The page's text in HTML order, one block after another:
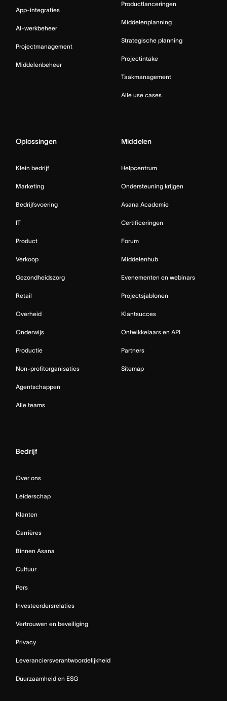
App-integraties
AI-werkbeheer
Projectmanagement
Middelenbeheer
Productlanceringen
Middelenplanning
Strategische planning
Projectintake
Taakmanagement
Alle use cases
Oplossingen
Klein bedrijf
Marketing
Bedrijfsvoering
IT
Product
Verkoop
Gezondheidszorg
Retail
Overheid
Onderwijs
Productie
Non-profitorganisaties
Agentschappen
Alle teams
Middelen
Helpcentrum
Ondersteuning krijgen
Asana Academie
Certificeringen
Forum
Middelenhub
Evenementen en webinars
Projectsjablonen
Klantsucces
Ontwikkelaars en API
Partners
Sitemap
Bedrijf
Over ons
Leiderschap
Klanten
Carrières
Binnen Asana
Cultuur
Pers
Investeerdersrelaties
Vertrouwen en beveiliging
Privacy
Leveranciersverantwoordelijkheid
Duurzaamheid en ESG